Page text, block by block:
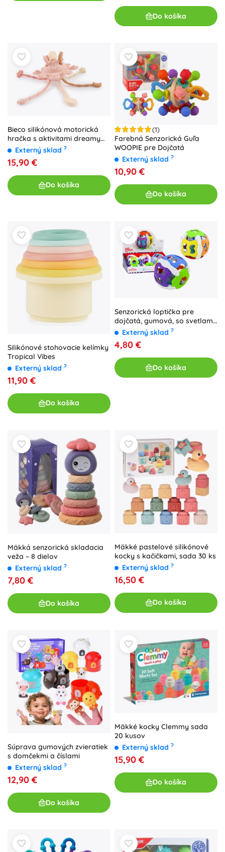
Do košíka
Bieco silikónová motorická
hračka s aktivitami dreamy
roseExterný sklad ?
15,90 €
Do košíka
(1)
Farebná Senzorická Guľa
WOOPIE pre Dojčatá
Externý sklad ?
10,90 €
Do košíka
Silikónové stohovacie kelímky
Tropical Vibes
Externý sklad ?
11,90 €
Do košíka
Senzorická loptička pre
dojčatá, gumová, so svetlami
a zvukmi, farebná
Externý sklad ?
4,80 €
Do košíka
Mäkká senzorická skladacia
veža – 8 dielov
Externý sklad ?
7,80 €
Do košíka
Mäkké pastelové silikónové
kocky s kačičkami, sada 30 ks
Externý sklad ?
16,50 €
Do košíka
Súprava gumových zvieratiek
s domčekmi a číslami
Externý sklad ?
12,90 €
Do košíka
Mäkké kocky Clemmy sada
20 kusov
Externý sklad ?
15,90 €
Do košíka